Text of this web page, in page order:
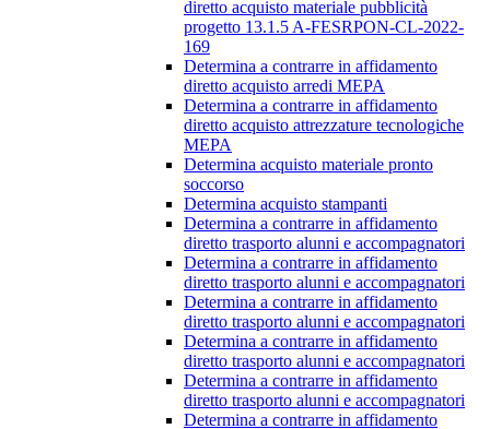
diretto acquisto materiale pubblicità
progetto 13.1.5 A-FESRPON-CL-2022-
169
Determina a contrarre in affidamento
diretto acquisto arredi MEPA
Determina a contrarre in affidamento
diretto acquisto attrezzature tecnologiche
MEPA
Determina acquisto materiale pronto
soccorso
Determina acquisto stampanti
Determina a contrarre in affidamento
diretto trasporto alunni e accompagnatori
Determina a contrarre in affidamento
diretto trasporto alunni e accompagnatori
Determina a contrarre in affidamento
diretto trasporto alunni e accompagnatori
Determina a contrarre in affidamento
diretto trasporto alunni e accompagnatori
Determina a contrarre in affidamento
diretto trasporto alunni e accompagnatori
Determina a contrarre in affidamento